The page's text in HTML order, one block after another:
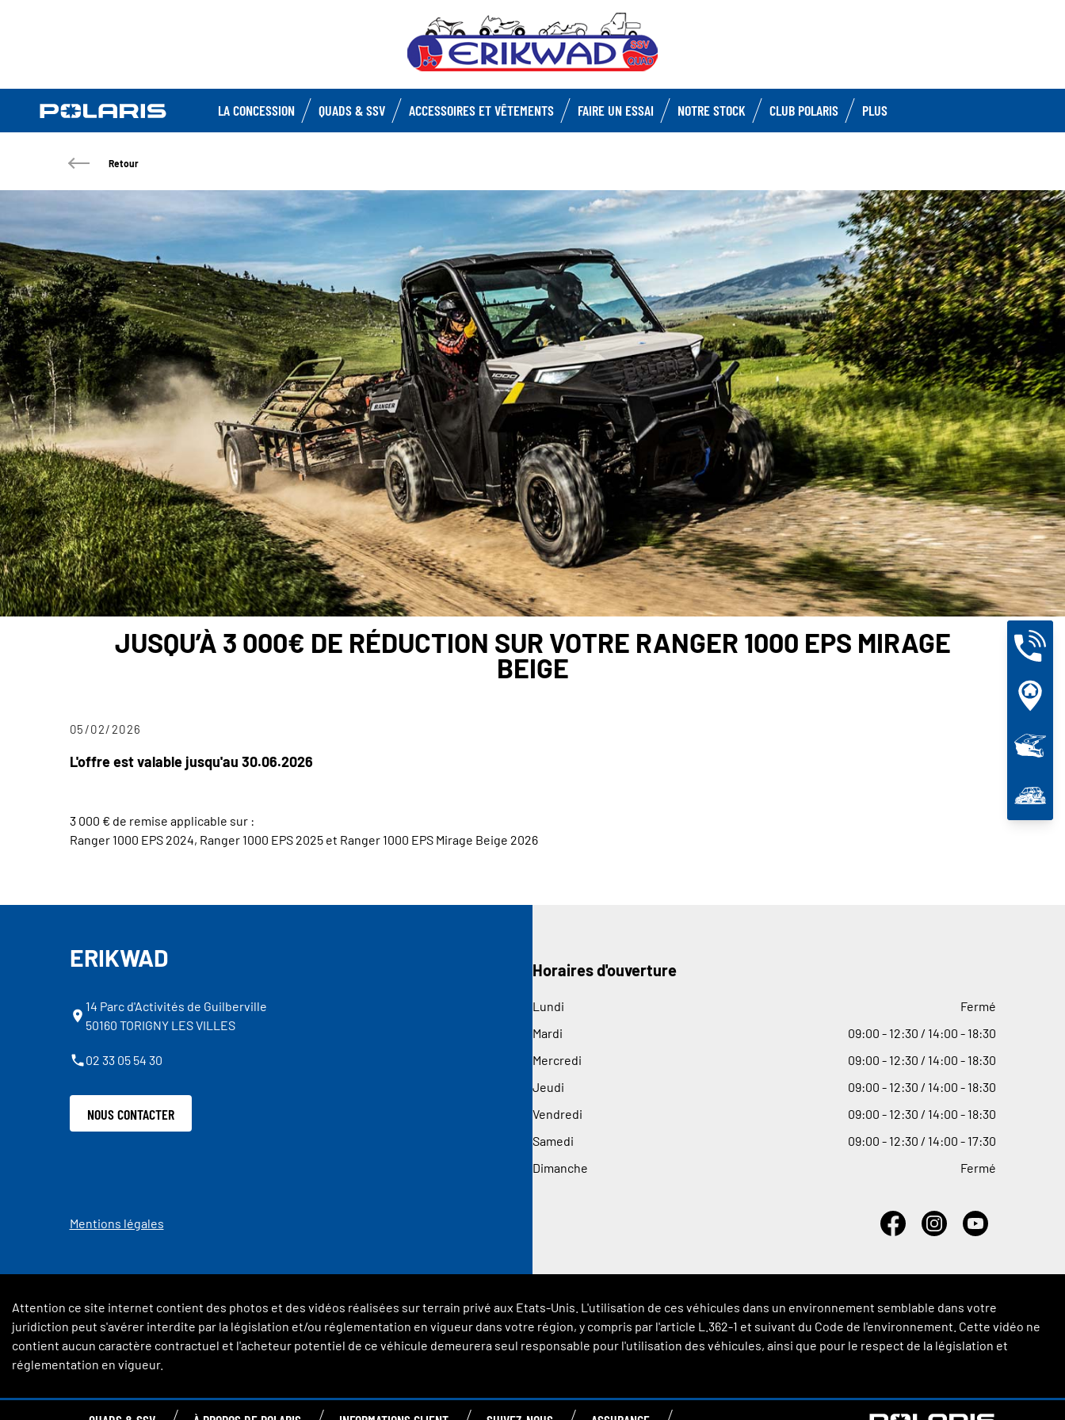
LA CONCESSION QUADS & SSV ACCESSOIRES ET VÊTEMENTS FAIRE UN ESSAI NOTRE STOCK CLUB POLARIS PLUS
Retour
JUSQU’À 3 000€ DE RÉDUCTION SUR VOTRE RANGER 1000 EPS MIRAGE
BEIGE
05/02/2026
L'offre est valable jusqu'au 30.06.2026
3 000 € de remise applicable sur :
Ranger 1000 EPS 2024, Ranger 1000 EPS 2025 et Ranger 1000 EPS Mirage Beige 2026
ERIKWAD
14 Parc d'Activités de Guilberville
50160 TORIGNY LES VILLES
02 33 05 54 30
NOUS CONTACTER
Horaires d'ouverture
Lundi
Fermé
Mardi
09:00 - 12:30 / 14:00 - 18:30
Mercredi
09:00 - 12:30 / 14:00 - 18:30
Jeudi
09:00 - 12:30 / 14:00 - 18:30
Vendredi
09:00 - 12:30 / 14:00 - 18:30
Samedi
09:00 - 12:30 / 14:00 - 17:30
Dimanche
Fermé
Mentions légales
Attention ce site internet contient des photos et des vidéos réalisées sur terrain privé aux Etats-Unis. L'utilisation de ces véhicules dans un environnement semblable dans votre
juridiction peut s'avérer interdite par la législation et/ou réglementation en vigueur dans votre région, y compris par l'article L.362-1 et suivant du Code de l'environnement. Cette vidéo ne
contient aucun caractère contractuel et l'acheteur potentiel de ce véhicule demeurera seul responsable pour l'utilisation des véhicules, ainsi que pour le respect de la législation et
réglementation en vigueur.